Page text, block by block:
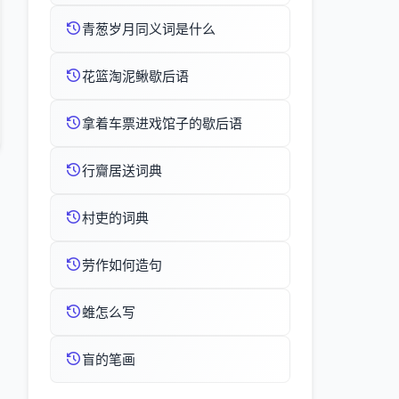
青葱岁月同义词是什么
花篮淘泥鳅歇后语
拿着车票进戏馆子的歇后语
行齎居送词典
村吏的词典
劳作如何造句
蜼怎么写
盲的笔画